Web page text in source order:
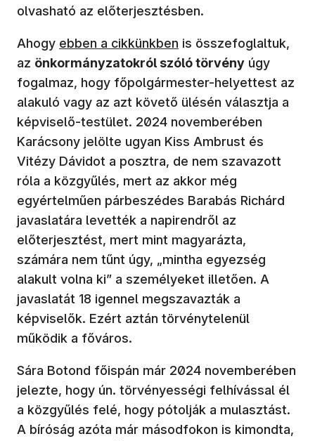
olvasható az előterjesztésben.
Ahogy ebben a cikkünkben is összefoglaltuk,
az önkormányzatokról szóló törvény úgy
fogalmaz, hogy főpolgármester-helyettest az
alakuló vagy az azt követő ülésén választja a
képviselő-testület. 2024 novemberében
Karácsony jelölte ugyan Kiss Ambrust és
Vitézy Dávidot a posztra, de nem szavazott
róla a közgyűlés, mert az akkor még
egyértelműen párbeszédes Barabás Richárd
javaslatára levették a napirendről az
előterjesztést, mert mint magyarázta,
számára nem tűnt úgy, „mintha egyezség
alakult volna ki” a személyeket illetően. A
javaslatát 18 igennel megszavazták a
képviselők. Ezért aztán törvénytelenül
működik a főváros.
Sára Botond főispán már 2024 novemberében
jelezte, hogy ún. törvényességi felhívással él
a közgyűlés felé, hogy pótolják a mulasztást.
A bíróság azóta már másodfokon is kimondta,